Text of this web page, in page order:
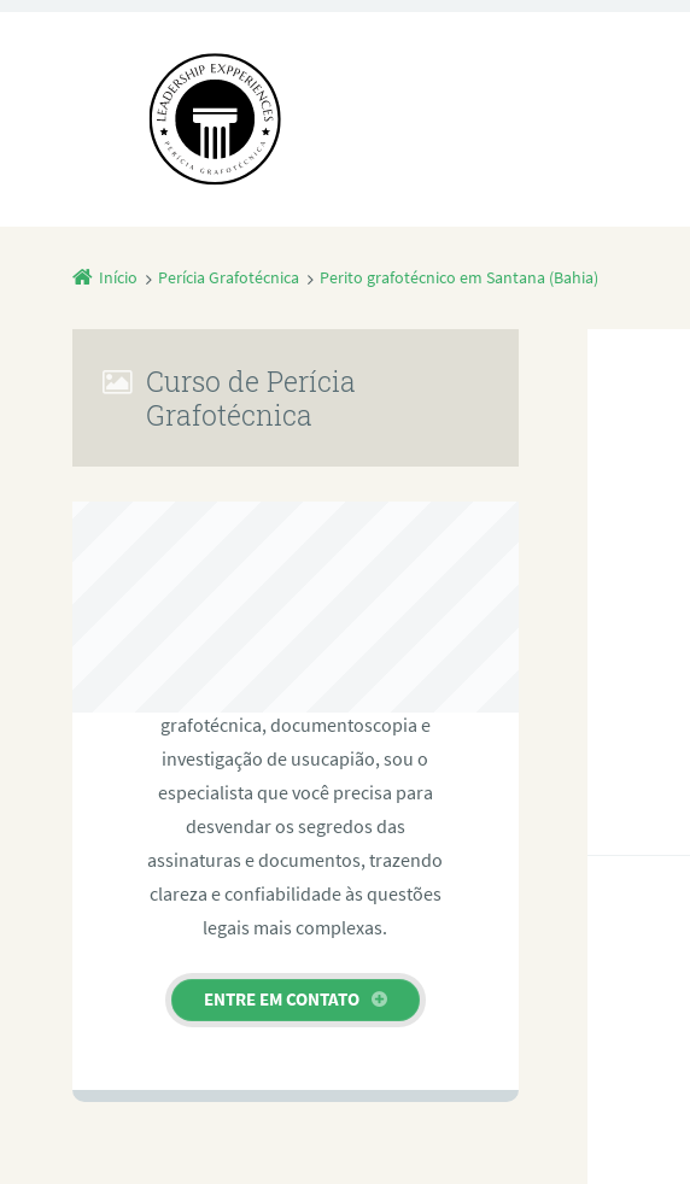
Início Perícia Grafotécnica Perito grafotécnico em Santana (Bahia)
Curso de Perícia
Grafotécnica
grafotécnica, documentoscopia e
investigação de usucapião, sou o
especialista que você precisa para
desvendar os segredos das
assinaturas e documentos, trazendo
clareza e confiabilidade às questões
legais mais complexas.
ENTRE EM CONTATO